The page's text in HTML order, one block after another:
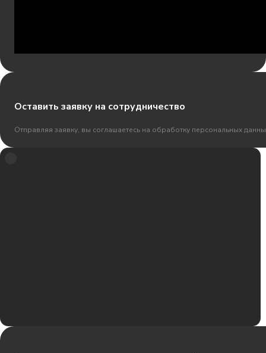
Оставить заявку на сотрудничество
Отправляя заявку, вы соглашаетесь на обработку персональных